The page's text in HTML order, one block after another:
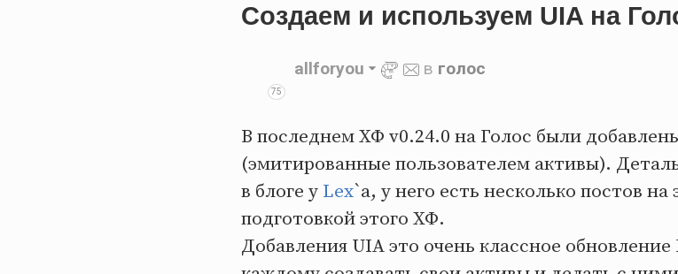
Создаем и используем UIA на
75
allforyou в голос
В последнем ХФ v0.24.0 на Голос были
(эмитированные пользователем активы).
в блоге у Lex`a, у него есть несколько постов
подготовкой этого ХФ.
Добавления UIA это очень классное обновление